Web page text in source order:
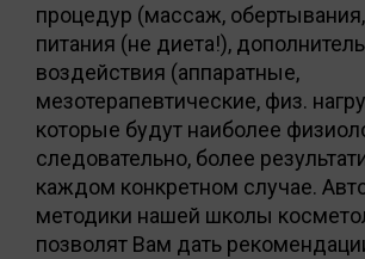
процедур (массаж,
питания (не диета!),
воздействия (аппаратные,
мезотерапевтические, физ.
которые будут наиболее
следовательно, более
каждом конкретном случае.
методики нашей школы
позволят Вам дать